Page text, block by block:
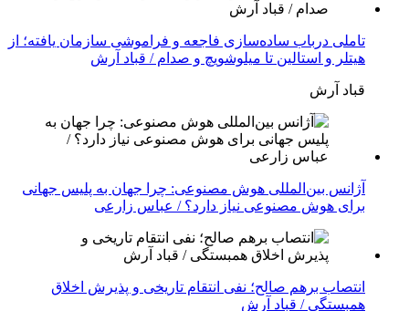
تاملی درباب سادەسازی فاجعە و فراموشی سازمان یافتە؛ از
هیتلر و استالین تا میلوشویچ و صدام / قباد آرش
قباد آرش
آژانس بین‌المللی هوش مصنوعی: چرا جهان به پلیس جهانی
برای هوش مصنوعی نیاز دارد؟ / عباس زارعی
انتصاب برهم صالح؛ نفی انتقام تاریخی و پذیرش اخلاق
همبستگی / قباد آرش